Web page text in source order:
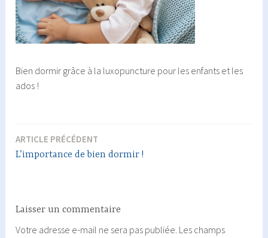
Bien dormir grâce à la luxopuncture pour les enfants et les
ados !
Navigation
ARTICLE PRÉCÉDENT
L’importance de bien dormir !
Laisser un commentaire
Votre adresse e-mail ne sera pas publiée. Les champs